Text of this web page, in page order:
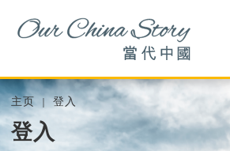
主页 登入
登入